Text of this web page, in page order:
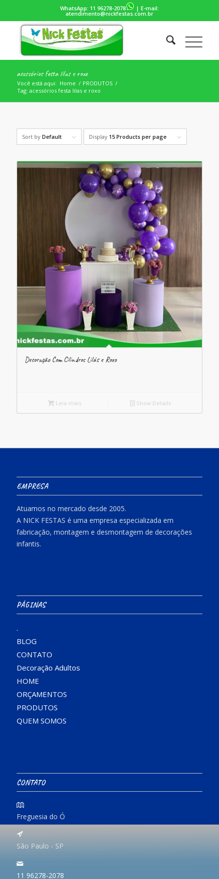
WhatsApp: 11 96278-2078 | E-mail:
atendimento@nickfestas.com.br
acessórios festa lilas e roxo
Você está aqui: Home / PRODUTOS /
Tag: acessórios festa lilas e roxo
Sort by Default Display 15 Products per page
Decoração Com Cilindros Lilás e Roxo
Leia mais Show Details
EMPRESA
Atuamos no mercado desde 2005.
A NICK FESTAS é uma empresa especializada em
fabricação, montagem e desmontagem de decorações
infantis.
PÁGINAS
.
BLOG
CONTATO
Decoração Adultos
HOME
ORÇAMENTOS
PRODUTOS
QUEM SOMOS
CONTATO
Freguesia do Ó
São Paulo - SP
11 96278-2078